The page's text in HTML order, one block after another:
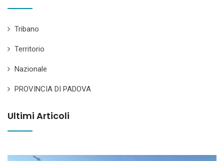
Tribano
Territorio
Nazionale
PROVINCIA DI PADOVA
Ultimi Articoli